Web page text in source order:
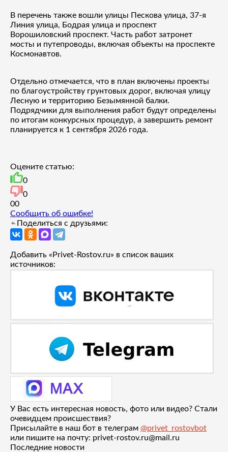
В перечень также вошли улицы Пескова улица, 37-я
Линия улица, Бодрая улица и проспект
Ворошиловский проспект. Часть работ затронет
мосты и путепроводы, включая объекты на проспекте
Космонавтов.
Отдельно отмечается, что в план включены проекты
по благоустройству грунтовых дорог, включая улицу
Лесную и территорию Безымянной балки.
Подрядчики для выполнения работ будут определены
по итогам конкурсных процедур, а завершить ремонт
планируется к 1 сентября 2026 года.
Оцените статью:
0
0
00
Сообщить об ошибке!
Поделиться с друзьями:
Добавить «Privet-Rostov.ru» в список ваших
источников:
У Вас есть интересная новость, фото или видео? Стали
очевидцем происшествия?
Присылайте в наш бот в телеграм @privet_rostovbot
или пишите на почту: privet-rostov.ru@mail.ru
Последние новости